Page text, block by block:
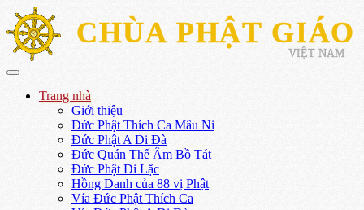
CHÙA PHẬT GIÁO
VIỆT NAM
Trang nhà
Giới thiệu
Đức Phật Thích Ca Mâu Ni
Đức Phật A Di Đà
Đức Quán Thế Âm Bồ Tát
Đức Phật Di Lặc
Hồng Danh của 88 vị Phật
Vía Đức Phật Thích Ca